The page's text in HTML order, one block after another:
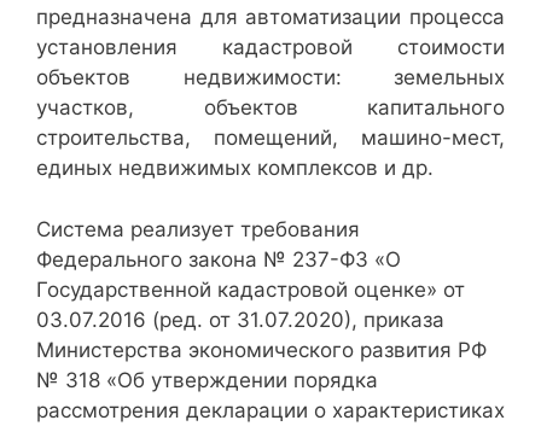
предназначена для автоматизации процесса
установления кадастровой стоимости
объектов недвижимости: земельных
участков, объектов капитального
строительства, помещений, машино-мест,
единых недвижимых комплексов и др.
Система реализует требования
Федерального закона № 237-ФЗ «О
Государственной кадастровой оценке» от
03.07.2016 (ред. от 31.07.2020), приказа
Министерства экономического развития РФ
№ 318 «Об утверждении порядка
рассмотрения декларации о характеристиках